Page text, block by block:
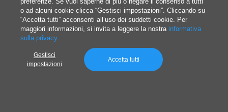
Un mondo di possibilità
o ad alcuni cookie clicca “Gestisci impostazioni”. Cliccando su
“Accetta tutti” acconsenti all’uso dei suddetti cookie. Per
maggiori informazioni, si invita a leggere la nostra informativa
sulla privacy.
Gestisci
impostazioni
Accetta tutti